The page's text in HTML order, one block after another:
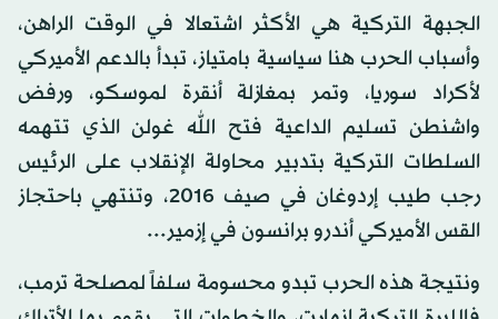
الجبهة التركية هي الأكثر اشتعالا في الوقت الراهن،
وأسباب الحرب هنا سياسية بامتياز، تبدأ بالدعم الأميركي
لأكراد سوريا، وتمر بمغازلة أنقرة لموسكو، ورفض
واشنطن تسليم الداعية فتح الله غولن الذي تتهمه
السلطات التركية بتدبير محاولة الإنقلاب على الرئيس
رجب طيب إردوغان في صيف 2016، وتنتهي باحتجاز
القس الأميركي أندرو برانسون في إزمير...
ونتيجة هذه الحرب تبدو محسومة سلفاً لمصلحة ترمب،